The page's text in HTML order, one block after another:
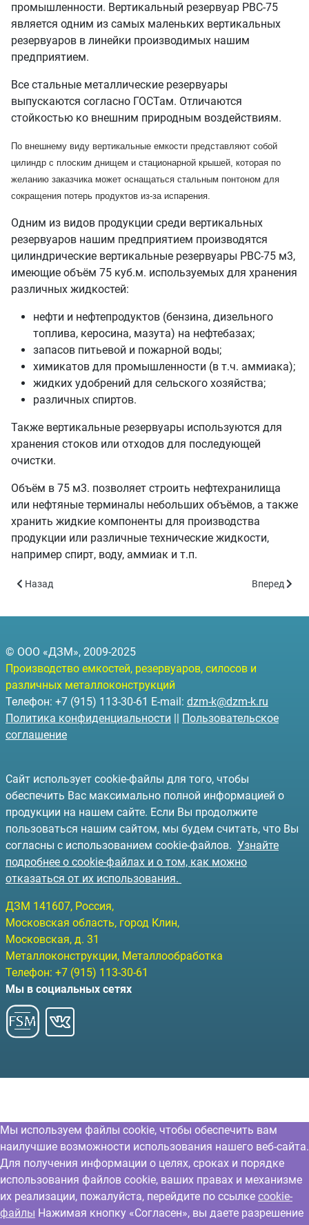
промышленности. Вертикальный резервуар РВС-75
является одним из самых маленьких вертикальных
резервуаров в линейки производимых нашим
предприятием.
Все стальные металлические резервуары
выпускаются согласно ГОСТам. Отличаются
стойкостью ко внешним природным воздействиям.
По внешнему виду вертикальные емкости представляют собой
цилиндр с плоским днищем и стационарной крышей, которая по
желанию заказчика может оснащаться стальным понтоном для
сокращения потерь продуктов из-за испарения.
Одним из видов продукции среди вертикальных
резервуаров нашим предприятием производятся
цилиндрические вертикальные резервуары РВС-75 м3,
имеющие объём 75 куб.м. используемых для хранения
различных жидкостей:
нефти и нефтепродуктов (бензина, дизельного
топлива, керосина, мазута) на нефтебазах;
запасов питьевой и пожарной воды;
химикатов для промышленности (в т.ч. аммиака);
жидких удобрений для сельского хозяйства;
различных спиртов.
Также вертикальные резервуары используются для
хранения стоков или отходов для последующей
очистки.
Объём в 75 м3. позволяет строить нефтехранилища
или нефтяные терминалы небольших объёмов, а также
хранить жидкие компоненты для производства
продукции или различные технические жидкости,
например спирт, воду, аммиак и т.п.
Предыдущий: Вертикальные резервуары РВС-50 - объём 50
Назад Следующий:
Вперед
© ООО «ДЗМ», 2009-2025
Производство емкостей, резервуаров, силосов и
различных металлоконструкций
Телефон: +7 (915) 113-30-61 E-mail: dzm-k@dzm-k.ru
Политика конфиденциальности || Пользовательское
соглашение
Сайт использует cookie-файлы для того, чтобы
обеспечить Вас максимально полной информацией о
продукции на нашем сайте. Если Вы продолжите
пользоваться нашим сайтом, мы будем считать, что Вы
согласны с использованием cookie-файлов. Узнайте
подробнее о cookie-файлах и о том, как можно
отказаться от их использования.
ДЗМ 141607, Россия,
Московская область, город Клин,
Московская, д. 31
Металлоконструкции, Металлообработка
Телефон: +7 (915) 113-30-61
Мы в социальных сетях
Мы используем файлы cookie, чтобы обеспечить вам
наилучшие возможности использования нашего веб-сайта.
Для получения информации о целях, сроках и порядке
использования файлов cookie, ваших правах и механизме
их реализации, пожалуйста, перейдите по ссылке cookie-
файлы Нажимая кнопку «Согласен», вы даете разрешение